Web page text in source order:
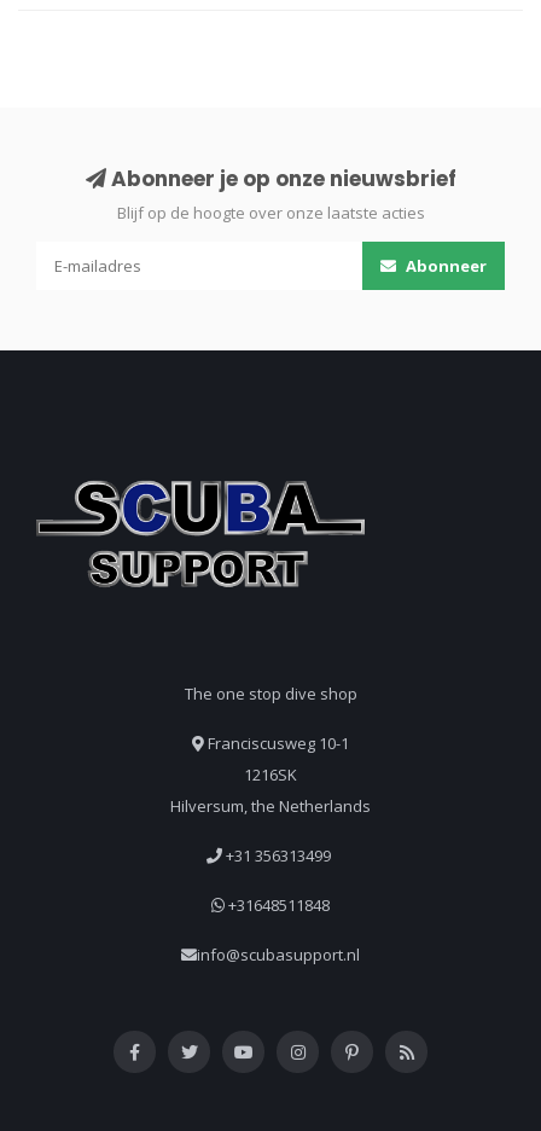
Abonneer je op onze nieuwsbrief
Blijf op de hoogte over onze laatste acties
Abonneer
The one stop dive shop
Franciscusweg 10-1
1216SK
Hilversum, the Netherlands
+31 356313499
+31648511848
info@scubasupport.nl